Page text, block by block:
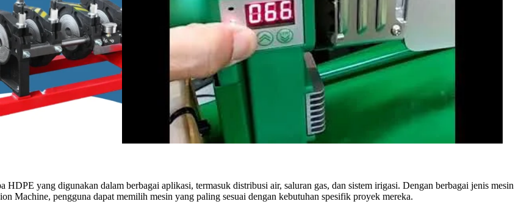
yang digunakan dalam berbagai aplikasi, termasuk distribusi air, saluran gas, dan sistem irigasi. Dengan berbagai jenis mesin
Machine, pengguna dapat memilih mesin yang paling sesuai dengan kebutuhan spesifik proyek mereka.